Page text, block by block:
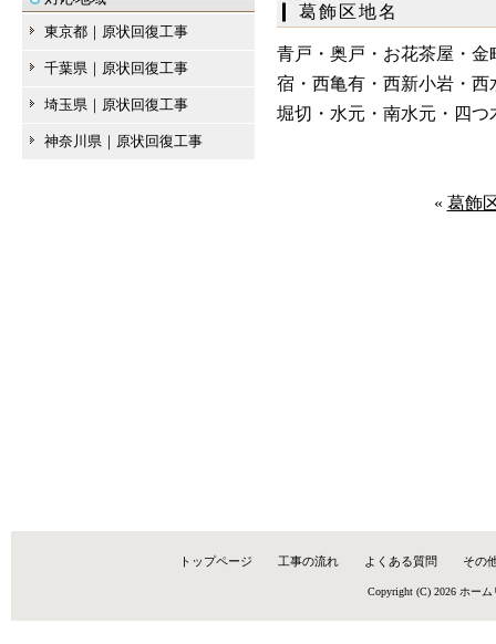
葛飾区地名
青戸・奥戸・お花茶屋・
宿・西亀有・西新小岩・
堀切・水元・南水元・四つ
« 葛飾
の
事
東京都｜原状回復工事
千葉県｜原状回復工事
埼玉県｜原状回復工事
神奈川県｜原状回復工事
トップページ 工事の流れ よくある質問 その
Copyright (C) 2026 ホーム